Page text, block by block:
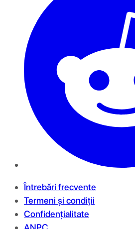
Întrebări frecvente
Termeni și condiții
Confidențialitate